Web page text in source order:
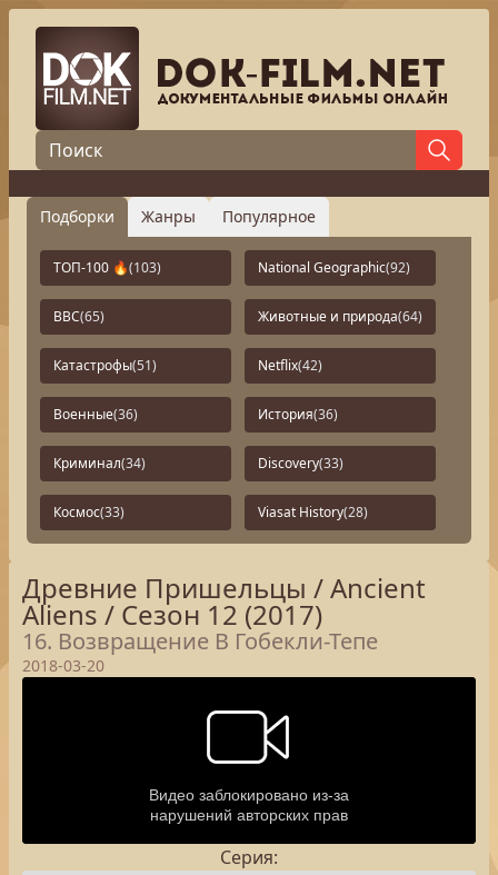
Подборки Жанры Популярное
ТОП-100 🔥(103) National Geographic(92)
BBC(65) Животные и природа(64)
Катастрофы(51) Netflix(42)
Военные(36) История(36)
Криминал(34) Discovery(33)
Космос(33) Viasat History(28)
Древние Пришельцы / Ancient
Aliens / Сезон 12 (2017)
16. Возвращение В Гобекли-Тепе
2018-03-20
Серия: